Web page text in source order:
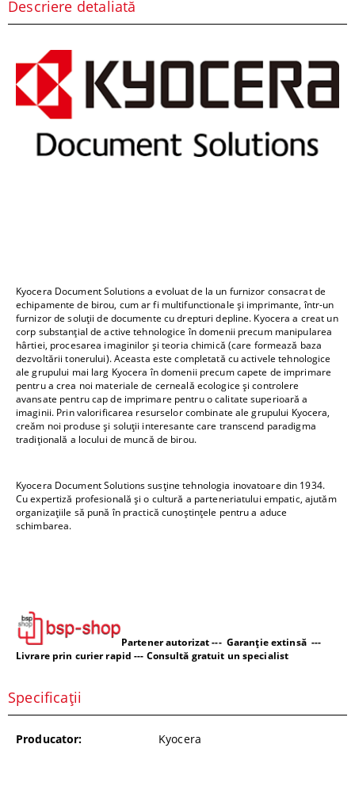
Descriere detaliată
Kyocera Document Solutions a evoluat de la un furnizor consacrat de
echipamente de birou, cum ar fi multifunctionale și imprimante, într-un
furnizor de soluții de documente cu drepturi depline. Kyocera a creat un
corp substanțial de active tehnologice în domenii precum manipularea
hârtiei, procesarea imaginilor și teoria chimică (care formează baza
dezvoltării tonerului). Aceasta este completată cu activele tehnologice
ale grupului mai larg Kyocera în domenii precum capete de imprimare
pentru a crea noi materiale de cerneală ecologice și controlere
avansate pentru cap de imprimare pentru o calitate superioară a
imaginii. Prin valorificarea resurselor combinate ale grupului Kyocera,
creăm noi produse și soluții interesante care transcend paradigma
tradițională a locului de muncă de birou.
Kyocera Document Solutions susține tehnologia inovatoare din 1934.
Cu expertiză profesională și o cultură a parteneriatului empatic, ajutăm
organizațiile să pună în practică cunoștințele pentru a aduce
schimbarea.
Partener autorizat --- Garanție extinsă ---
Livrare prin curier rapid --- Consultă gratuit un specialist
Specificații
Producator: Kyocera